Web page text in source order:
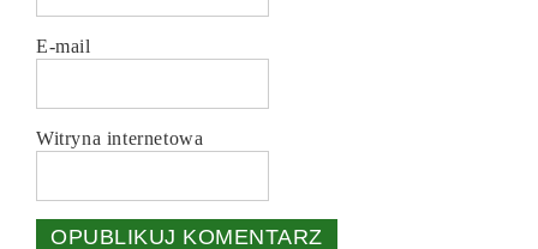
E-mail
Witryna internetowa